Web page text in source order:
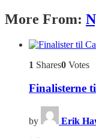
More From:
1 Shares0 Votes
Finalisterne
by Erik